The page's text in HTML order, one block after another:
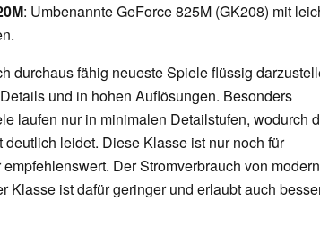
: Umbenannte GeForce 825M (GK208) mit
durchaus fähig neueste Spiele flüssig
und in hohen Auflösungen. Besonders
laufen nur in minimalen Detailstufen, wodurch
deutlich leidet. Diese Klasse ist nur noch für
Der Stromverbrauch von
Klasse ist dafür geringer und erlaubt auch